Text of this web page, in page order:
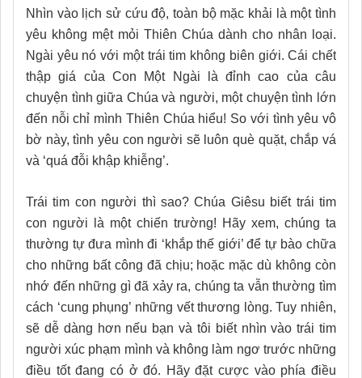
Nhìn vào lịch sử cứu độ, toàn bộ mặc khải là một tình
yêu không mệt mỏi Thiên Chúa dành cho nhân loại.
Ngài yêu nó với một trái tim không biên giới. Cái chết
thập giá của Con Một Ngài là đỉnh cao của câu
chuyện tình giữa Chúa và người, một chuyện tình lớn
đến nỗi chỉ mình Thiên Chúa hiểu! So với tình yêu vô
bờ này, tình yêu con người sẽ luôn què quặt, chắp vá
và ‘quá đỗi khập khiễng’.
Trái tim con người thì sao? Chúa Giêsu biết trái tim
con người là một chiến trường! Hãy xem, chúng ta
thường tự đưa mình đi ‘khắp thế giới’ để tự bào chữa
cho những bất công đã chịu; hoặc mặc dù không còn
nhớ đến những gì đã xảy ra, chúng ta vẫn thường tìm
cách ‘cung phụng’ những vết thương lòng. Tuy nhiên,
sẽ dễ dàng hơn nếu bạn và tôi biết nhìn vào trái tim
người xúc phạm mình và không làm ngơ trước những
điều tốt đang có ở đó. Hãy đặt cược vào phía điều